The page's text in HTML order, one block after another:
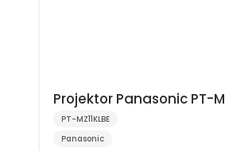
Projektor Panasonic PT-
PT-MZ11KLBE
Panasonic